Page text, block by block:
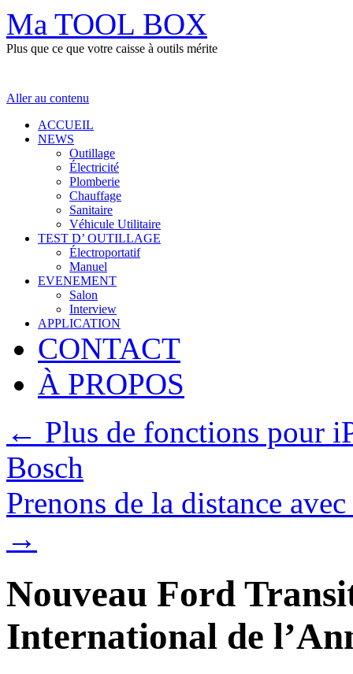
Ma TOOL BOX
Plus que ce que votre caisse à outils mérite
Aller au contenu
ACCUEIL
NEWS
Outillage
Électricité
Plomberie
Chauffage
Sanitaire
Véhicule Utilitaire
TEST D’ OUTILLAGE
Électroportatif
Manuel
EVENEMENT
Salon
Interview
APPLICATION
CONTACT
À PROPOS
← Plus de fonctions pour
Bosch
Prenons de la distance
→
Nouveau Ford
International de